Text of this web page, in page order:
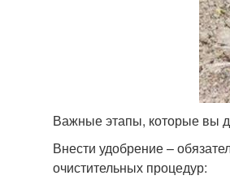
Важные этапы, которые вы
Внести удобрение –
очистительных процедур: